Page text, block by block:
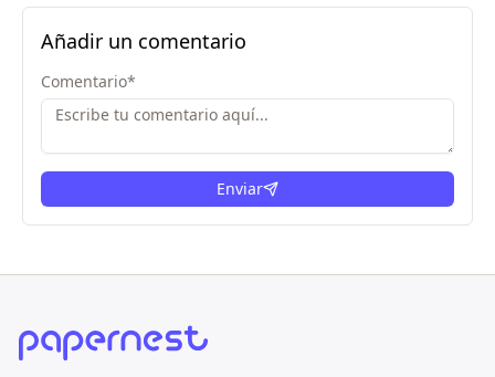
Añadir un comentario
Comentario*
Enviar